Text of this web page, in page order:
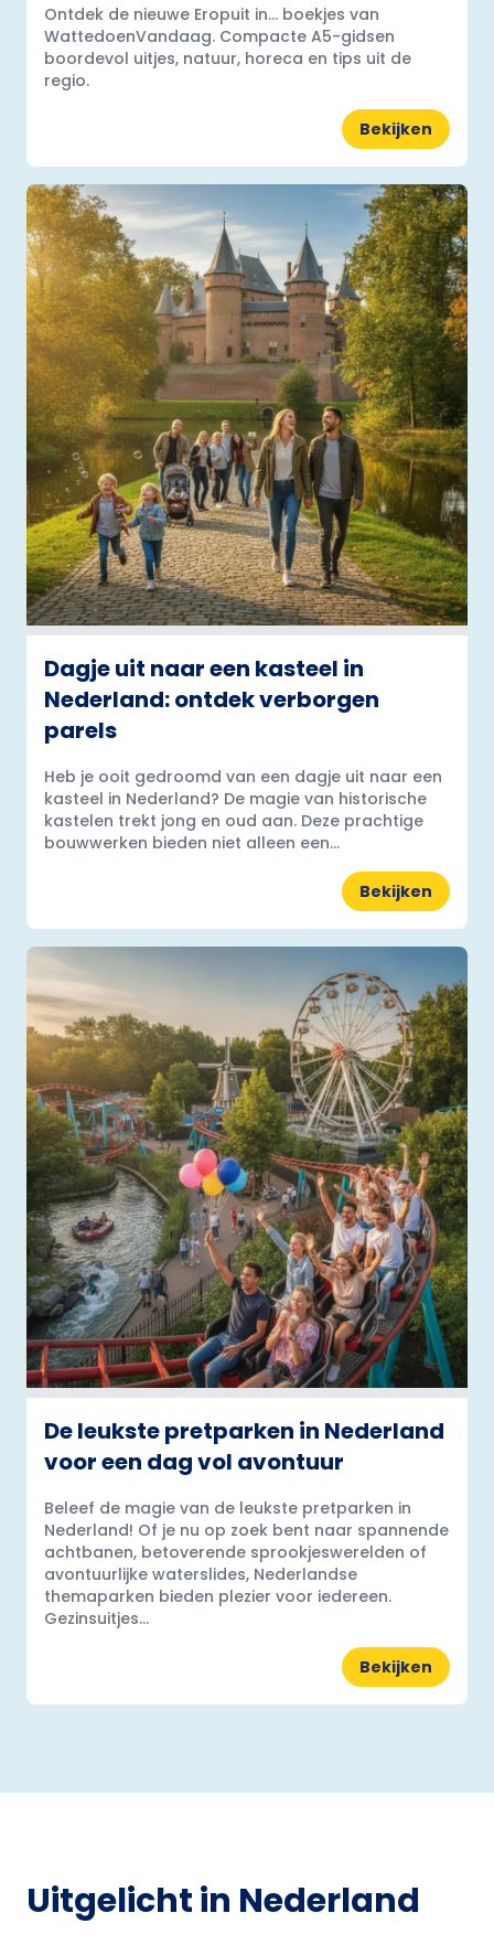
Ontdek de nieuwe Eropuit in... boekjes van
WattedoenVandaag. Compacte A5-gidsen
boordevol uitjes, natuur, horeca en tips uit de
regio.
Bekijken
Dagje uit naar een kasteel in
Nederland: ontdek verborgen
parels
Heb je ooit gedroomd van een dagje uit naar een
kasteel in Nederland? De magie van historische
kastelen trekt jong en oud aan. Deze prachtige
bouwwerken bieden niet alleen een...
Bekijken
De leukste pretparken in Nederland
voor een dag vol avontuur
Beleef de magie van de leukste pretparken in
Nederland! Of je nu op zoek bent naar spannende
achtbanen, betoverende sprookjeswerelden of
avontuurlijke waterslides, Nederlandse
themaparken bieden plezier voor iedereen.
Gezinsuitjes...
Bekijken
Uitgelicht in Nederland